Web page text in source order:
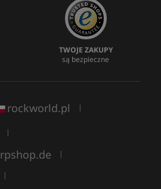
TWOJE ZAKUPY
są bezpieczne
rockworld.pl |
|
|
|